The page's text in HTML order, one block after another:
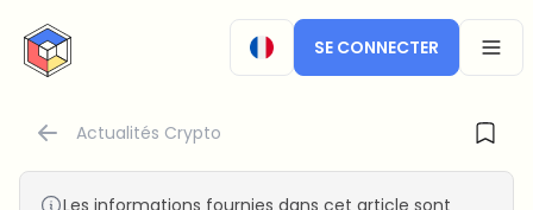
CryptoTicker
SE CONNECTER
Actualités Crypto
Les informations fournies dans cet article sont